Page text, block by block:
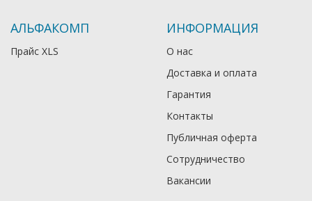
АЛЬФАКОМП
Прайс XLS
ИНФОРМАЦИЯ
О нас
Доставка и оплата
Гарантия
Контакты
Публичная оферта
Сотрудничество
Вакансии